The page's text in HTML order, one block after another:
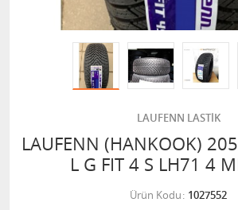
LAUFENN LASTİK
LAUFENN (HANKOOK)
L G FIT 4 S LH71 4
Ürün Kodu 1027552